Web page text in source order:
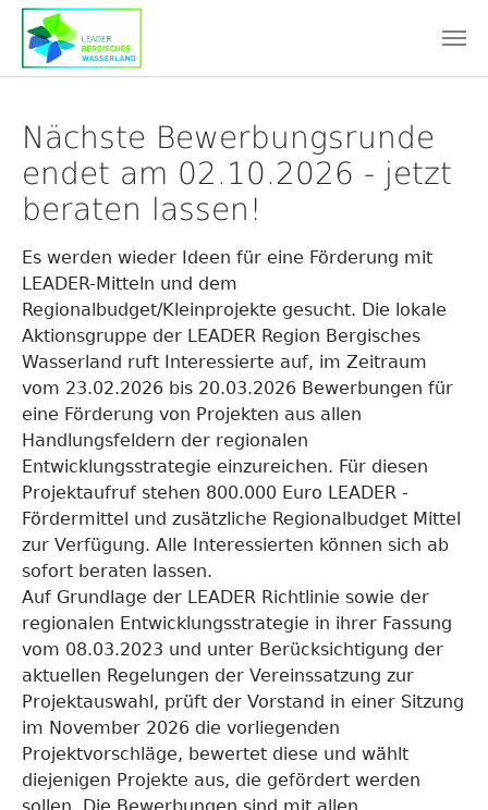
Skip to main content
Nächste Bewerbungsrunde
endet am 02.10.2026 - jetzt
beraten lassen!
Es werden wieder Ideen für eine Förderung mit
LEADER-Mitteln und dem
Regionalbudget/Kleinprojekte gesucht. Die lokale
Aktionsgruppe der LEADER Region Bergisches
Wasserland ruft Interessierte auf, im Zeitraum
vom 23.02.2026 bis 20.03.2026 Bewerbungen für
eine Förderung von Projekten aus allen
Handlungsfeldern der regionalen
Entwicklungsstrategie einzureichen. Für diesen
Projektaufruf stehen 800.000 Euro LEADER -
Fördermittel und zusätzliche Regionalbudget Mittel
zur Verfügung. Alle Interessierten können sich ab
sofort beraten lassen.
Auf Grundlage der LEADER Richtlinie sowie der
regionalen Entwicklungsstrategie in ihrer Fassung
vom 08.03.2023 und unter Berücksichtigung der
aktuellen Regelungen der Vereinssatzung zur
Projektauswahl, prüft der Vorstand in einer Sitzung
im November 2026 die vorliegenden
Projektvorschläge, bewertet diese und wählt
diejenigen Projekte aus, die gefördert werden